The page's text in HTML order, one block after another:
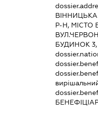
Р-Н, МІСТО
БУДИНОК